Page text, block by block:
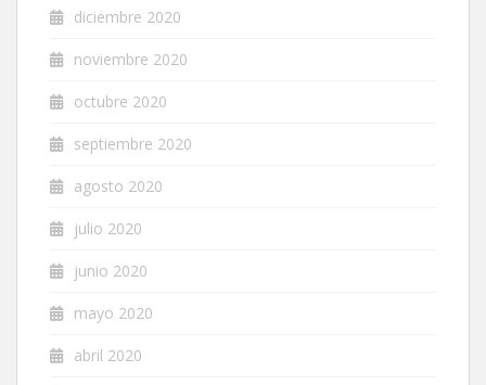
diciembre 2020
noviembre 2020
octubre 2020
septiembre 2020
agosto 2020
julio 2020
junio 2020
mayo 2020
abril 2020